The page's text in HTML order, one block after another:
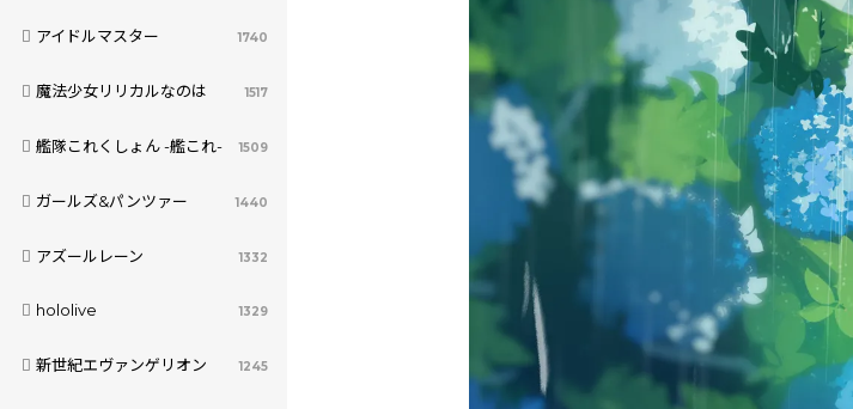
アイドルマスター 1740
魔法少女リリカルなのは 1517
艦隊これくしょん -艦これ- 1509
ガールズ&パンツァー 1440
アズールレーン 1332
hololive 1329
新世紀エヴァンゲリオン 1245